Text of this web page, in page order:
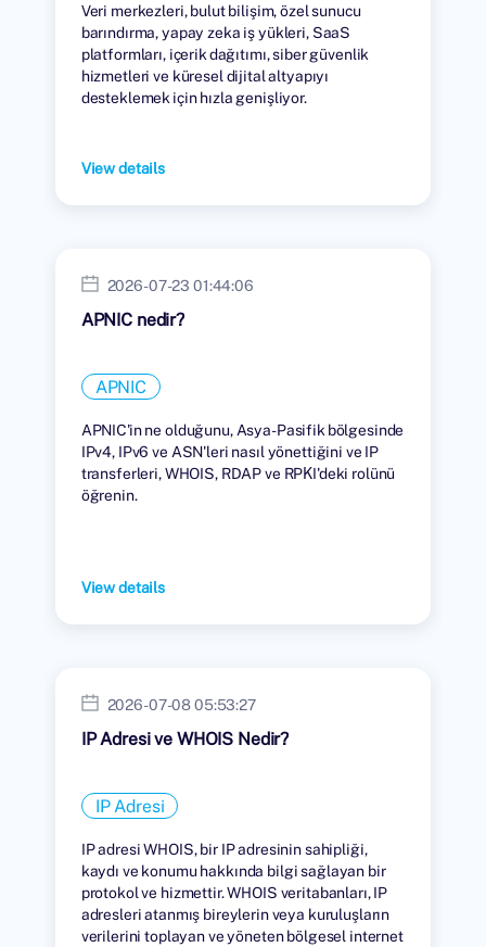
Veri merkezleri, bulut bilişim, özel sunucu
barındırma, yapay zeka iş yükleri, SaaS
platformları, içerik dağıtımı, siber güvenlik
hizmetleri ve küresel dijital altyapıyı
desteklemek için hızla genişliyor.
View details
2026-07-23 01:44:06
APNIC nedir?
APNIC
APNIC'in ne olduğunu, Asya-Pasifik bölgesinde
IPv4, IPv6 ve ASN'leri nasıl yönettiğini ve IP
transferleri, WHOIS, RDAP ve RPKI'deki rolünü
öğrenin.
View details
2026-07-08 05:53:27
IP Adresi ve WHOIS Nedir?
IP Adresi
IP adresi WHOIS, bir IP adresinin sahipliği,
kaydı ve konumu hakkında bilgi sağlayan bir
protokol ve hizmettir. WHOIS veritabanları, IP
adresleri atanmış bireylerin veya kuruluşların
verilerini toplayan ve yöneten bölgesel internet